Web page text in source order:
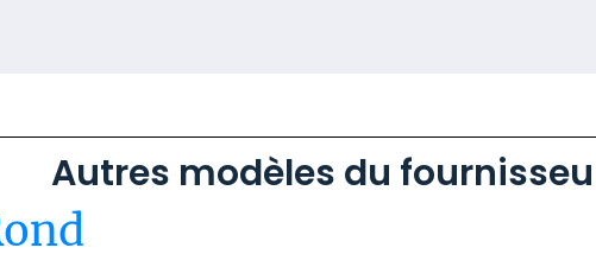
Autres modèles du